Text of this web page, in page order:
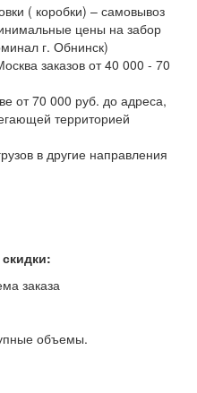
( коробки) – самовывоз
цены на забор
г. Обнинск)
заказов от 40 000 - 70
от 70 000 руб. до адреса,
территорией
в другие направления
скидки:
заказа
объемы.